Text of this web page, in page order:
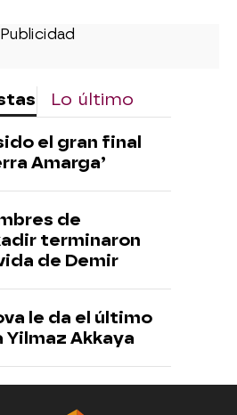
Lo último
el gran final
Amarga’
de
terminaron
de Demir
le da el último
Yilmaz Akkaya